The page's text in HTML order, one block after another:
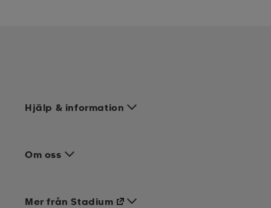
Hjälp & information
Om oss
Mer från Stadium